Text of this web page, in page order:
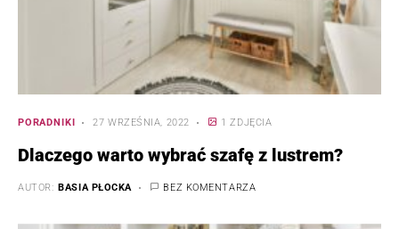
PORADNIKI 27 WRZEŚNIA, 2022 1 ZDJĘCIA
Dlaczego warto wybrać szafę z lustrem?
AUTOR: BASIA PŁOCKA BEZ KOMENTARZA